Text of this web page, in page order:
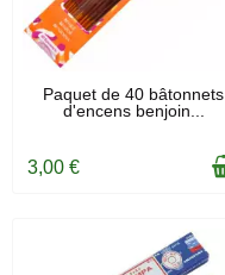
EN STOCK
Paquet de 40 bâtonnets
d'encens benjoin...
3,00 €